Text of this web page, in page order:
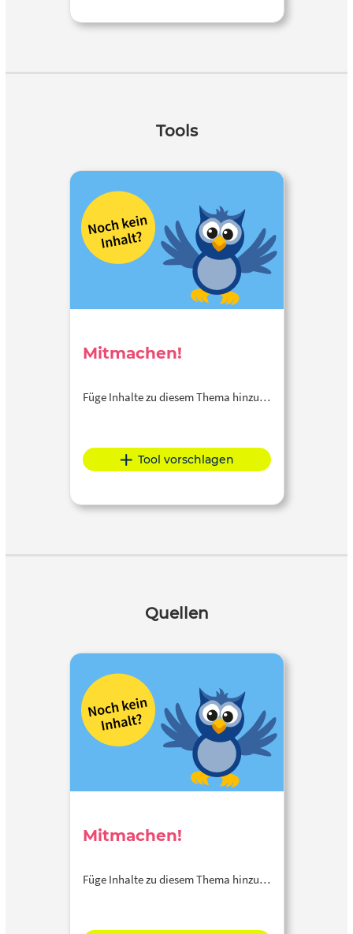
Tools
Mitmachen!
Füge Inhalte zu diesem Thema hinzu…
Tool vorschlagen
Quellen
Mitmachen!
Füge Inhalte zu diesem Thema hinzu…